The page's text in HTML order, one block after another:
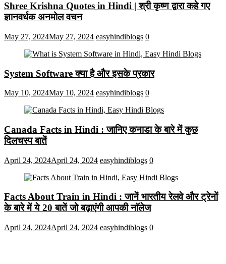
Shree Krishna Quotes in Hindi | श्री कृष्ण द्वारा कहे गए
ज्ञानवर्धक अनमोल वचन
May 27, 2024May 27, 2024 easyhindiblogs 0
System Software क्या है और इसके प्रकार
May 10, 2024May 10, 2024 easyhindiblogs 0
Canada Facts in Hindi : जानिए कनाडा के बारे में कुछ
दिलचस्प बातें
April 24, 2024April 24, 2024 easyhindiblogs 0
Facts About Train in Hindi : जानें भारतीय रेलवे और ट्रेनों
के बारे में ये 20 बातें जो बढ़ाएंगी आपकी नाॅलेज
April 24, 2024April 24, 2024 easyhindiblogs 0